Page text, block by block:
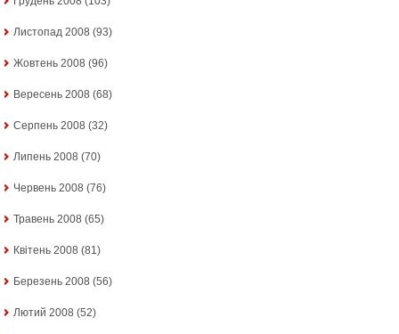
Листопад 2008 (93)
Жовтень 2008 (96)
Вересень 2008 (68)
Серпень 2008 (32)
Липень 2008 (70)
Червень 2008 (76)
Травень 2008 (65)
Квітень 2008 (81)
Березень 2008 (56)
Лютий 2008 (52)